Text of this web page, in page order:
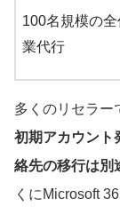
100名規模の全
業代行
多くのリセラー
初期アカウント
絡先の移行は別
くにMicrosoft